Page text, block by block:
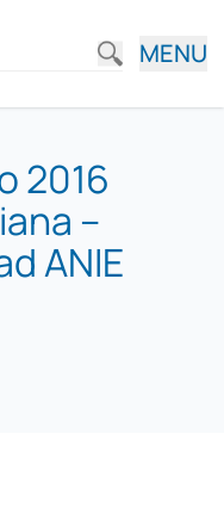
MENU
2016
–
ANIE